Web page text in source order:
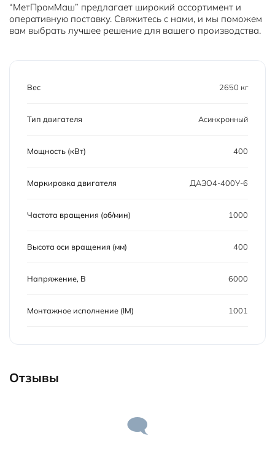
“МетПромМаш” предлагает широкий ассортимент и
оперативную поставку. Свяжитесь с нами, и мы поможем
вам выбрать лучшее решение для вашего производства.
Вес 2650 кг
Тип двигателя Асинхронный
Мощность (кВт) 400
Маркировка двигателя ДАЗО4-400У-6
Частота вращения (об/мин) 1000
Высота оси вращения (мм) 400
Напряжение, В 6000
Монтажное исполнение (IM) 1001
Отзывы